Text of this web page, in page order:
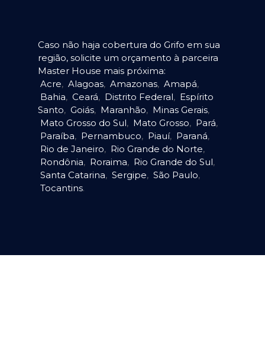
Caso não haja cobertura do Grifo em sua
região, solicite um orçamento à parceira
Master House mais próxima:
Acre, Alagoas, Amazonas, Amapá,
Bahia, Ceará, Distrito Federal, Espírito
Santo, Goiás, Maranhão, Minas Gerais,
Mato Grosso do Sul, Mato Grosso, Pará,
Paraíba, Pernambuco, Piauí, Paraná,
Rio de Janeiro, Rio Grande do Norte,
Rondônia, Roraima, Rio Grande do Sul,
Santa Catarina, Sergipe, São Paulo,
Tocantins.